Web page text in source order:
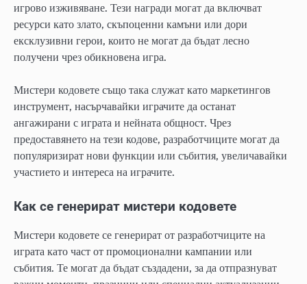
игрово изживяване. Тези награди могат да включват
ресурси като злато, скъпоценни камъни или дори
ексклузивни герои, които не могат да бъдат лесно
получени чрез обикновена игра.
Мистери кодовете също така служат като маркетингов
инструмент, насърчавайки играчите да останат
ангажирани с играта и нейната общност. Чрез
предоставянето на тези кодове, разработчиците могат да
популяризират нови функции или събития, увеличавайки
участието и интереса на играчите.
Как се генерират мистери кодовете
Мистери кодовете се генерират от разработчиците на
играта като част от промоционални кампании или
събития. Те могат да бъдат създадени, за да отпразнуват